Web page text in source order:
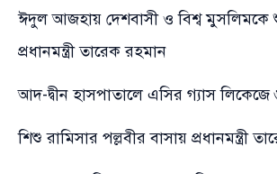
ঈদুল আজহায় দেশবাসী ও বিশ্ব মুসলিমকে
প্রধানমন্ত্রী তারেক রহমান
আদ-দ্বীন হাসপাতালে এসির গ্যাস
শিশু রামিসার পল্লবীর বাসায় প্রধানমন্ত্রী